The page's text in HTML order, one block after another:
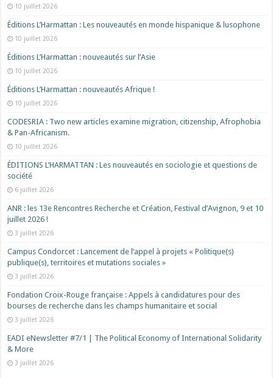
10 juillet 2026
Éditions L’Harmattan : Les nouveautés en monde hispanique & lusophone
10 juillet 2026
Éditions L’Harmattan : nouveautés sur l’Asie
10 juillet 2026
Éditions L’Harmattan : nouveautés Afrique !​
10 juillet 2026
CODESRIA : Two new articles examine migration, citizenship, Afrophobia
& Pan-Africanism.
10 juillet 2026
ÉDITIONS L’HARMATTAN : Les nouveautés en sociologie et questions de
société
6 juillet 2026
ANR : les 13e Rencontres Recherche et Création, Festival d’Avignon, 9 et 10
juillet 2026 !
3 juillet 2026
Campus Condorcet : Lancement de l’appel à projets « Politique(s)
publique(s), territoires et mutations sociales »
3 juillet 2026
Fondation Croix-Rouge française : Appels à candidatures pour des
bourses de recherche dans les champs humanitaire et social
3 juillet 2026
EADI eNewsletter #7/1 | The Political Economy of International Solidarity
& More
3 juillet 2026